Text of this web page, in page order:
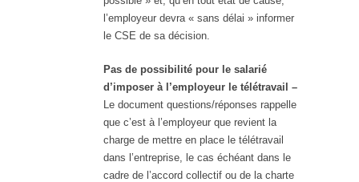
l’employeur devra « sans délai » informer
le CSE de sa décision.
Pas de possibilité pour le salarié
d’imposer à l’employeur le télétravail –
Le document questions/réponses rappelle
que c’est à l’employeur que revient la
charge de mettre en place le télétravail
dans l’entreprise, le cas échéant dans le
cadre de l’accord collectif ou de la charte